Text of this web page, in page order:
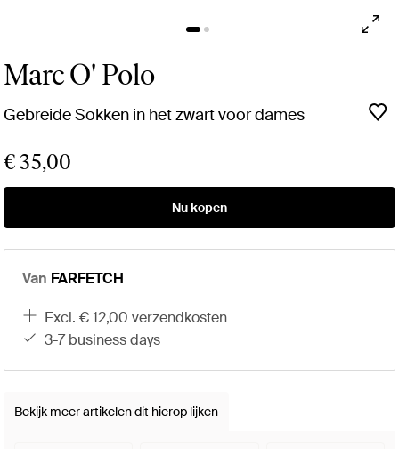
Marc O' Polo
Gebreide Sokken in het zwart voor dames
€ 35,00
Nu kopen
Van FARFETCH
excl. € 12,00 verzendkosten
3-7 business days
Bekijk meer artikelen dit hierop lijken